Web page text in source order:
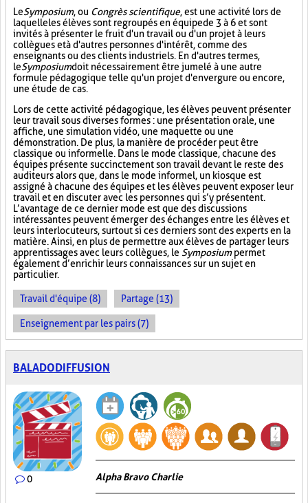
LeSymposium, ou Congrès scientifique, est une activité lors de
laquelle les élèves sont regroupés en équipe de 3 à 6 et sont
invités à présenter le fruit d'un travail ou d'un projet à leurs
collègues et à d'autres personnes d'intérêt, comme des
enseignants ou des clients industriels. En d'autres termes,
leSymposiumdoit nécessairement être jumelé à une autre
formule pédagogique telle qu'un projet d'envergure ou encore,
une étude de cas.
Lors de cette activité pédagogique, les élèves peuvent présenter
leur travail sous diverses formes : une présentation orale, une
affiche, une simulation vidéo, une maquette ou une
démonstration. De plus, la manière de procéder peut être
classique ou informelle. Dans le mode classique, chacune des
équipes présente succinctement son travail devant le reste des
auditeurs alors que, dans le mode informel, un kiosque est
assigné à chacune des équipes et les élèves peuvent exposer leur
travail et en discuter avec les personnes qui s’y présentent.
L’avantage de ce dernier mode est que des discussions
intéressantes peuvent émerger des échanges entre les élèves et
leurs interlocuteurs, surtout si ces derniers sont des experts en la
matière. Ainsi, en plus de permettre aux élèves de partager leurs
apprentissages avec leurs collègues, le Symposiumpermet
également d’enrichir leurs connaissances sur un sujet en
particulier.
Travail d'équipe (8) Partage (13)
Enseignement par les pairs (7)
BALADODIFFUSION
0 Alpha Bravo Charlie